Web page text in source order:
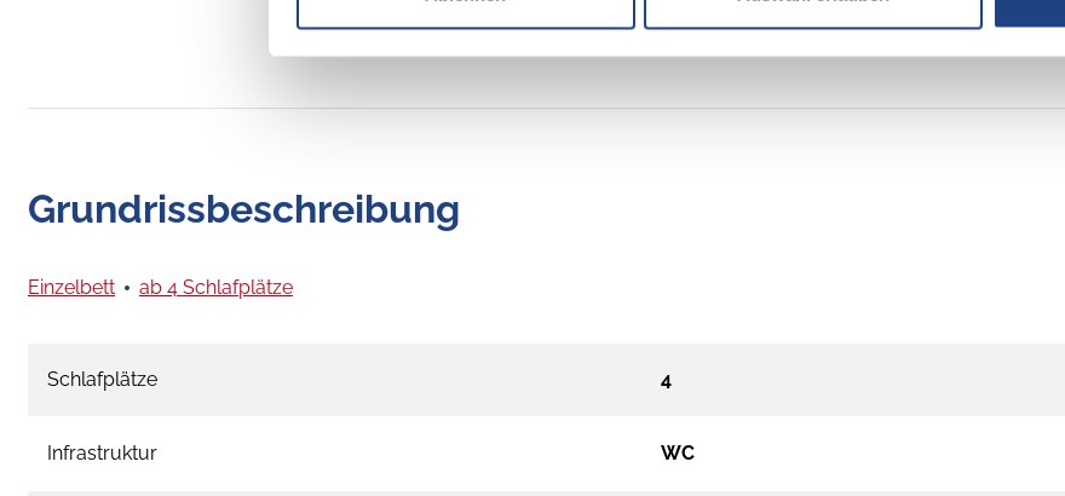
Grundrissbeschreibung
Einzelbett ab 4 Schlafplätze
Schlafplätze 4
Infrastruktur WC